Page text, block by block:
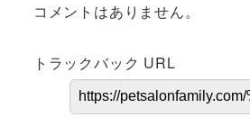
コメントはありません。
トラックバック URL